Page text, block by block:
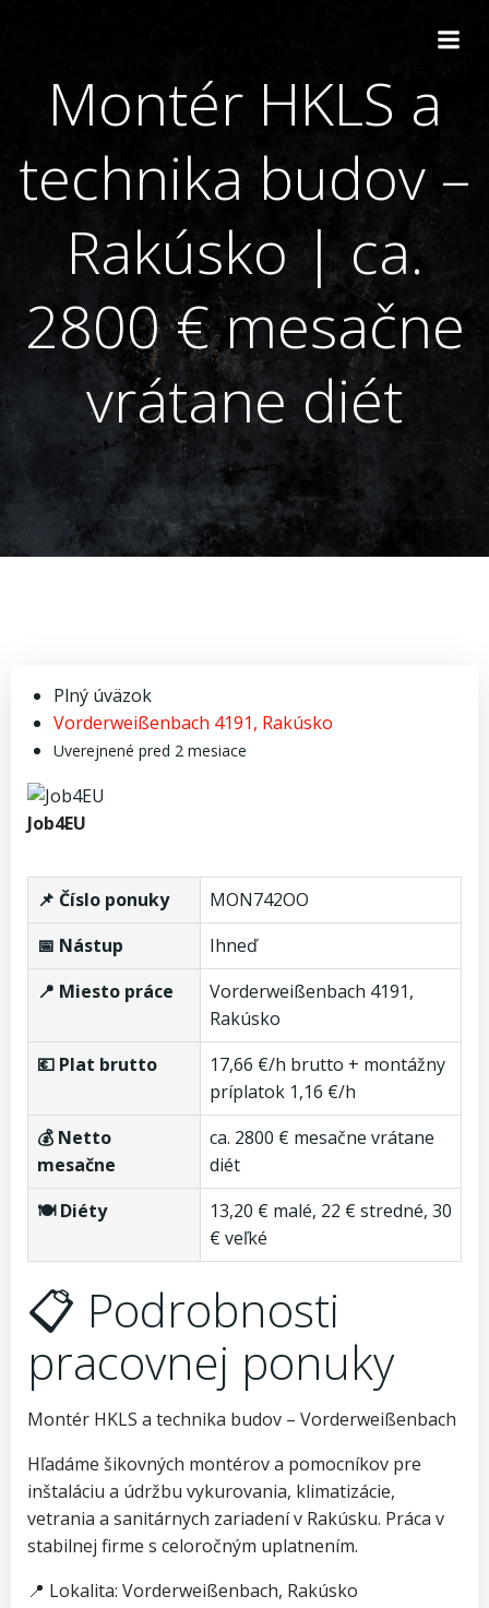
Montér HKLS a
technika budov –
Rakúsko | ca.
2800 € mesačne
vrátane diét
Plný úväzok
Vorderweißenbach 4191, Rakúsko
Uverejnené pred 2 mesiace
Job4EU
📌 Číslo ponuky
MON742OO
📅 Nástup
Ihneď
📍 Miesto práce
Vorderweißenbach 4191,
Rakúsko
💶 Plat brutto
17,66 €/h brutto + montážny
príplatok 1,16 €/h
💰 Netto
mesačne
ca. 2800 € mesačne vrátane
diét
🍽️ Diéty
13,20 € malé, 22 € stredné, 30
€ veľké
📋 Podrobnosti
pracovnej ponuky
Montér HKLS a technika budov – Vorderweißenbach
Hľadáme šikovných montérov a pomocníkov pre
inštaláciu a údržbu vykurovania, klimatizácie,
vetrania a sanitárnych zariadení v Rakúsku. Práca v
stabilnej firme s celoročným uplatnením.
📍 Lokalita: Vorderweißenbach, Rakúsko